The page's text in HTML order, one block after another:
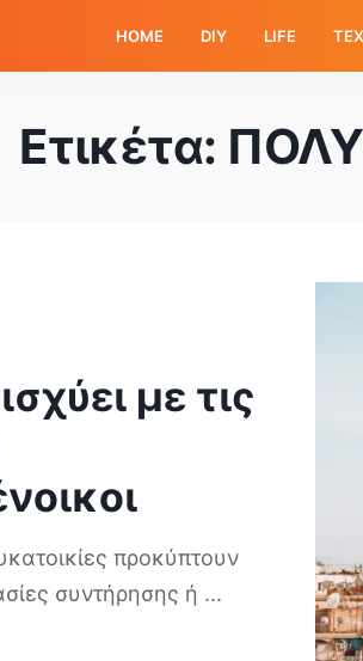
HOME DIY LIFE
Ετικέτα:
με τις
προκύπτουν
συντήρησης ή ...